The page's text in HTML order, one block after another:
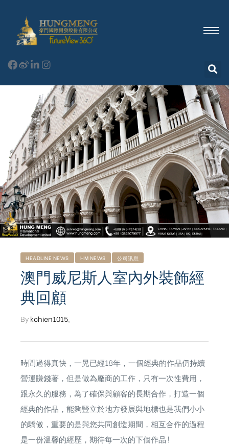
HEADLINE NEWS HM NEWS 公司訊息
澳門威尼斯人室內外裝飾經
典回顧
Bykchien1015
時間過得真快，一晃已經18年，一個經典的作品仍持續
營運賺錢著，但是做為廠商的工作，只有一次性費用，
跟永久的服務，為了確保與顧客的長期合作，打造一個
經典的作品，能夠豎立於地方發展與地標也是我們小小
的驕傲，重要的是與您共同創造期間，相互合作的過程
是一份溫馨的經歷，期待每一次的下個作品 !
含日本